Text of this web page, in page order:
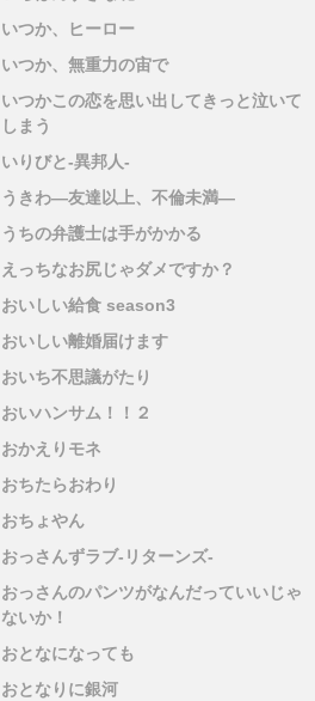
いつか、ヒーロー
いつか、無重力の宙で
いつかこの恋を思い出してきっと泣いて
しまう
いりびと-異邦人-
うきわ―友達以上、不倫未満―
うちの弁護士は手がかかる
えっちなお尻じゃダメですか？
おいしい給食 season3
おいしい離婚届けます
おいち不思議がたり
おいハンサム！！２
おかえりモネ
おちたらおわり
おちょやん
おっさんずラブ-リターンズ-
おっさんのパンツがなんだっていいじゃ
ないか！
おとなになっても
おとなりに銀河